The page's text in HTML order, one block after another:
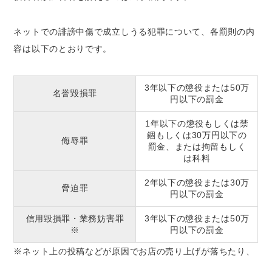
ネットでの誹謗中傷で成立しうる犯罪について、各罰則の内
容は以下のとおりです。
名誉毀損罪
3年以下の懲役または50万
円以下の罰金
侮辱罪
1年以下の懲役もしくは禁
錮もしくは30万円以下の
罰金、または拘留もしく
は科料
脅迫罪
2年以下の懲役または30万
円以下の罰金
信用毀損罪・業務妨害罪
※
3年以下の懲役または50万
円以下の罰金
※ネット上の投稿などが原因でお店の売り上げが落ちたり、